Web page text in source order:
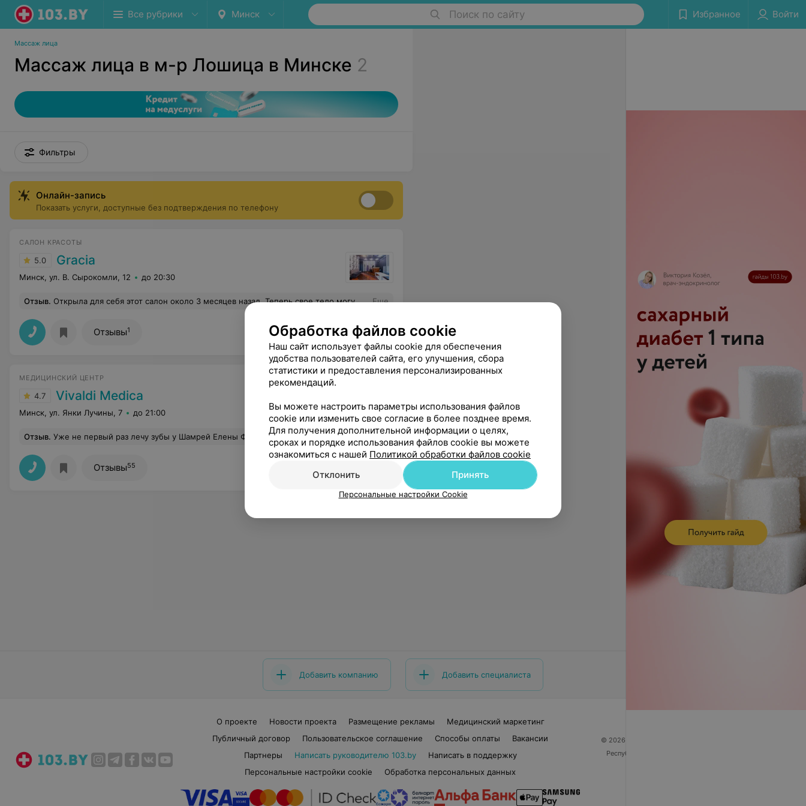
Все рубрики Минск Поиск по сайту Избранное Войти
Массаж лица
Массаж лица в м-р Лошица в Минске 2
Фильтры
Онлайн-запись
Показать услуги, доступные без подтверждения по телефону
САЛОН КРАСОТЫ
5.0 Gracia
Минск, ул. В. Сырокомли, 12 до 20:30
Отзыв. Открыла для себя этот салон около 3 месяцев назад. Теперь свое тело могу доверить только Наталье, а лицо - Ольге. Приятная атмосфера, индивидуальный подход, профессиональные сотрудники. Особенно радуют цены) Спасибо за вашу работу ❤️! Салон однозначно рекомендую! Еще
Отзывы1
МЕДИЦИНСКИЙ ЦЕНТР
4.7 Vivaldi Medica
Минск, ул. Янки Лучины, 7 до 21:00
Отзыв. Уже не первый раз лечу зубы у Шамрей Елены Францевны. Отношение доктора к пациенту прекрасное, доброжелательное, предупредительное. После лечения никаких проблем. Очень благодарен доктору. Здоровья и удачи ей. Еще
Отзывы55
Добавить компанию Добавить специалиста
О проекте Новости проекта Размещение рекламы
Медицинский маркетинг
Публичный договор
Пользовательское соглашение Способы оплаты
Вакансии
Партнеры
Написать руководителю 103.by
Написать в поддержку
Персональные настройки cookie
Обработка персональных данных
© 2026 ООО «Артокс Лаб», УНП 191700409
Республика Беларусь, г. Минск, улица Толбухина, 2,
Обработка файлов cookie
Наш сайт использует файлы cookie для обеспечения
удобства пользователей сайта, его улучшения, сбора
статистики и предоставления персонализированных
рекомендаций.
Вы можете настроить параметры использования файлов
cookie или изменить свое согласие в более позднее время.
Для получения дополнительной информации о целях,
сроках и порядке использования файлов cookie вы можете
ознакомиться с нашей Политикой обработки файлов cookie
Отклонить
Принять
Персональные настройки Cookie